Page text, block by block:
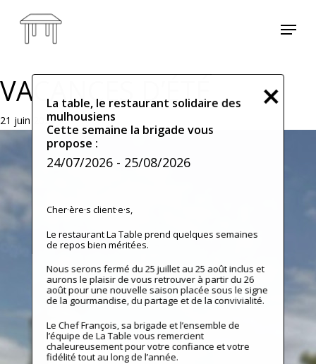
Menu
La table, le restaurant solidaire des
mulhousiens
Cette semaine la brigade vous
propose :
24/07/2026- 25/08/2026
Cher·ère·s client·e·s,
Le restaurant La Table prend quelques semaines
de repos bien méritées.
Nous serons fermé du 25 juillet au 25 août inclus et
aurons le plaisir de vous retrouver à partir du 26
août pour une nouvelle saison placée sous le signe
de la gourmandise, du partage et de la convivialité.
Le Chef François, sa brigade et l’ensemble de
l’équipe de La Table vous remercient
chaleureusement pour votre confiance et votre
fidélité tout au long de l’année.
VACANCES D’ÉTÉ
21 juin 2026